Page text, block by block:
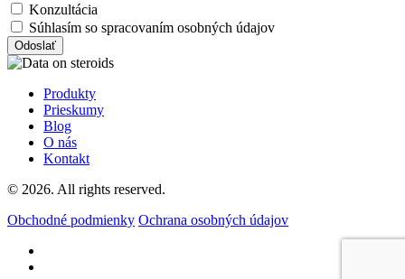
Konzultácia
Súhlasím so spracovaním osobných údajov
Odoslať
Produkty
Prieskumy
Blog
O nás
Kontakt
© 2026. All rights reserved.
Obchodné podmienky Ochrana osobných údajov